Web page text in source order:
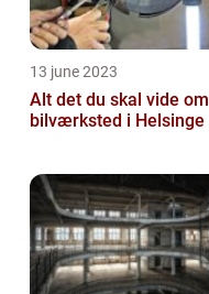
13 june 2023
Alt det du skal vide om
bilværksted i Helsinge